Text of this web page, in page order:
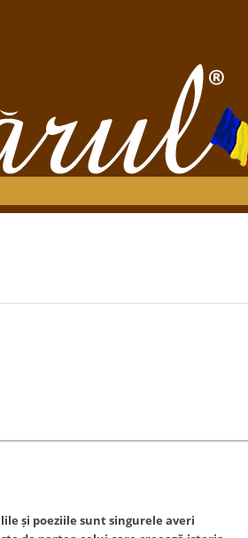
și poeziile sunt singurele averi